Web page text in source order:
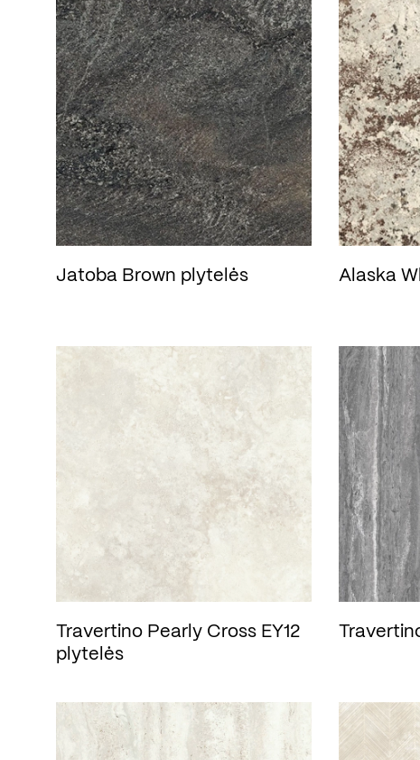
Jatoba Brown plytelės Alaska
Travertino Pearly Cross EY12
plytelės